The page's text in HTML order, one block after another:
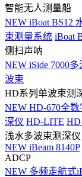
智能无人测量船
NEW iBoat BS12
束测量系统 iBoat
侧扫声呐
NEW iSide 7000
波束
HD系列单波束测
NEW HD-670全
深仪 HD-LITE
浅水多波束测深仪
NEW iBeam 8140P
ADCP
NEW 多频走航式